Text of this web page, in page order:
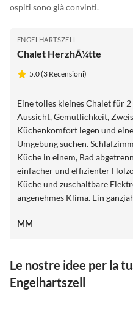
ospiti sono già convinti.
ENGELHARTSZELL
Chalet HerzhÃ¼tte
5.0 (3 Recensioni)
Eine tolles kleines Chalet für
Aussicht, Gemütlichkeit,
Küchenkomfort legen und
Umgebung suchen.
Küche in einem, Bad
einfacher und effizienter
Küche und zuschaltbare
angenehmes Klima. Ein
MM
Le nostre idee per la
Engelhartszell